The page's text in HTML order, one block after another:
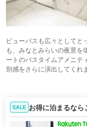
ビューバスも広々としてと
も、みなとみらいの夜景を
ートのバスタイムアメニテ
別感をさらに演出してく
SALE お得に泊まるなら